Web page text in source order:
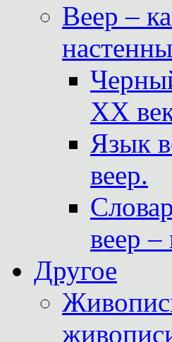
Веер –
XX
Язык
веер.
веер
Другое